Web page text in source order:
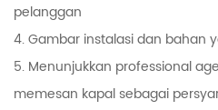
pelanggan
4. Gambar instalasi dan bahan
5. Menunjukkan professional
memesan kapal sebagai